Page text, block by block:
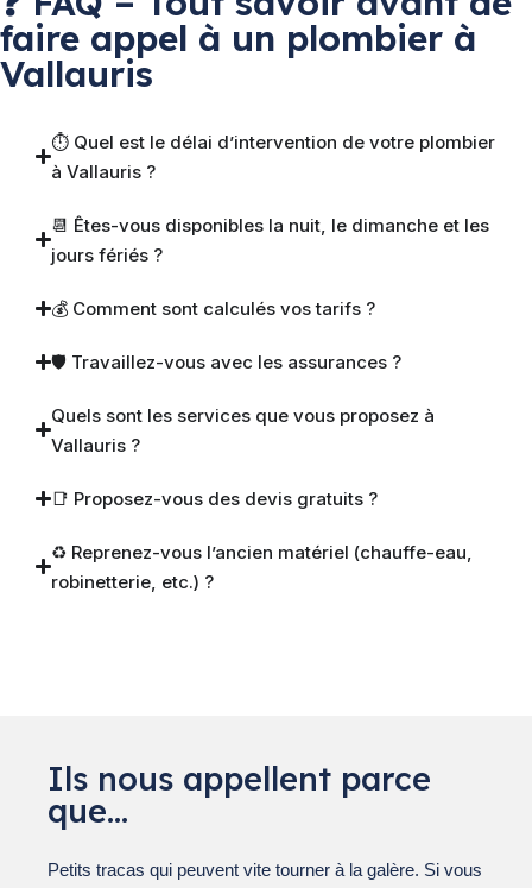
faire appel à un plombier à
Vallauris
⏱ Quel est le délai d’intervention de votre plombier
à Vallauris ?
📆 Êtes-vous disponibles la nuit, le dimanche et les
jours fériés ?
💰 Comment sont calculés vos tarifs ?
🛡 Travaillez-vous avec les assurances ?
Quels sont les services que vous proposez à
Vallauris ?
📑 Proposez-vous des devis gratuits ?
♻️ Reprenez-vous l’ancien matériel (chauffe-eau,
robinetterie, etc.) ?
Ils nous appellent parce
que…
Petits tracas qui peuvent vite tourner à la galère. Si vous